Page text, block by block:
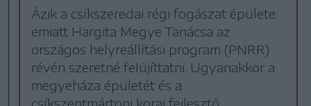
Ázik a csíkszeredai régi fogászat épülete,
emiatt Hargita Megye Tanácsa az
országos helyreállítási program (PNRR)
révén szeretné felújíttatni. Ugyanakkor a
megyeháza épületét és a